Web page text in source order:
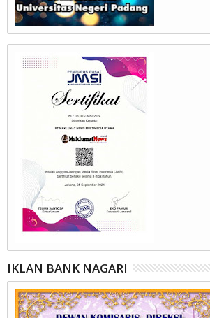
IKLAN BANK NAGARI